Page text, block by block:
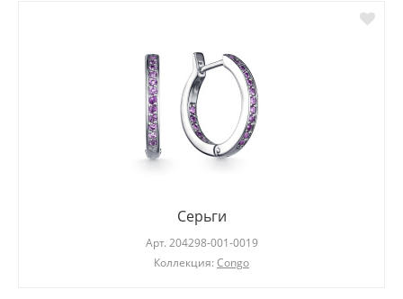
Серьги
Арт. 204298-001-0019
Коллекция: Congo